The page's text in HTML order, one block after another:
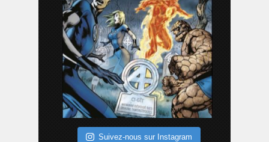
Suivez-nous sur Instagram